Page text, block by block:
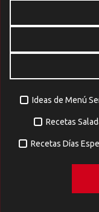
Ideas de Menú
Recetas
Recetas Días